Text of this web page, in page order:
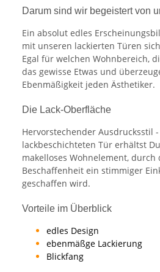
Darum sind wir begeistert von
Ein absolut edles
mit unseren lackierten Türen
Egal für welchen Wohnbereich,
das gewisse Etwas und
Ebenmäßigkeit jeden Ästhetiker.
Die Lack-Oberfläche
Hervorstechender Ausdrucksstil
lackbeschichteten Tür erhältst
makelloses Wohnelement, durch
Beschaffenheit ein stimmiger
geschaffen wird.
Vorteile im Überblick
edles Design
ebenmäßge Lackierung
Blickfang